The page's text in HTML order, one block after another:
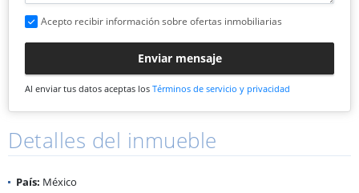
Acepto recibir información sobre ofertas inmobiliarias
Enviar mensaje
Al enviar tus datos aceptas los Términos de servicio y privacidad
Detalles del inmueble
País: México